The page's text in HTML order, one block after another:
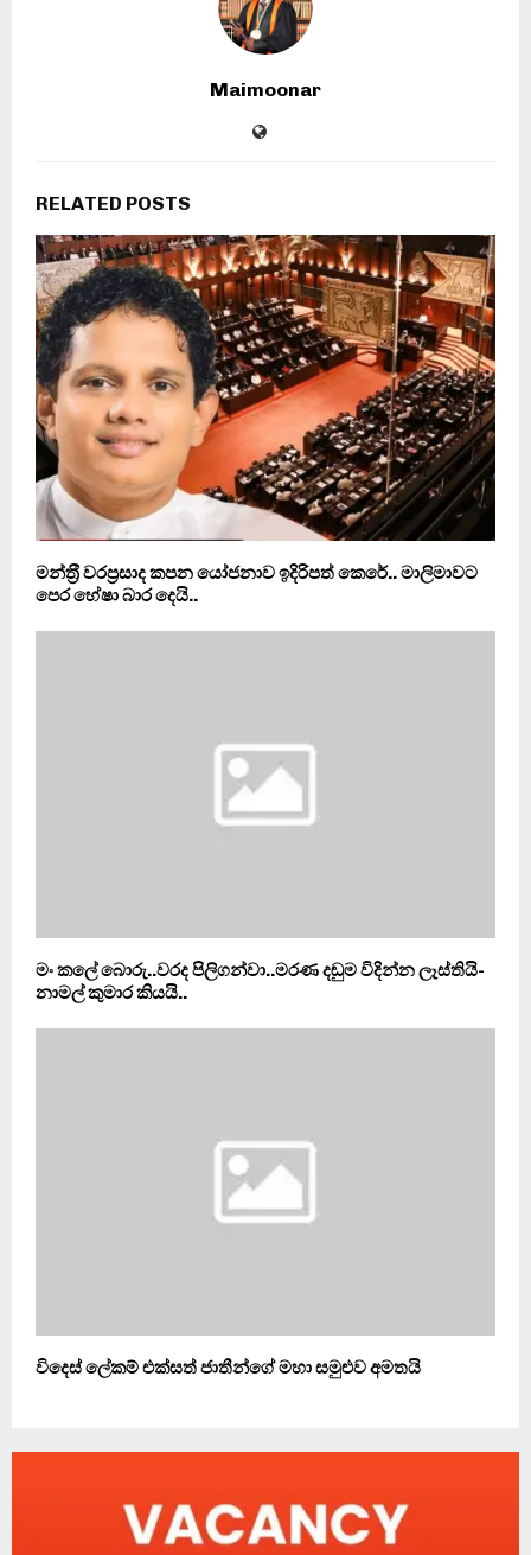
Maimoonar
RELATED POSTS
මන්ත‍්‍රී වරප‍්‍රසාද කපන යෝජනාව ඉදිරිපත් කෙරේ.. මාලිමාවට
පෙර හේෂා බාර දෙයි..
මං කලේ බොරු..වරද පිලිගන්වා..මරණ දඬුම විදින්න ලෑස්තියි-
නාමල් කුමාර කියයි..
විදෙස් ලේකම් එක්සත් ජාතීන්ගේ මහා සමුළුව අමතයි